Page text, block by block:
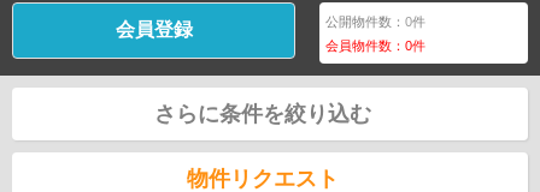
会員登録 公開物件数：0件
会員物件数：0件
さらに条件を絞り込む
物件リクエスト